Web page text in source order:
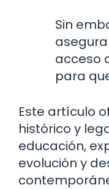
Sin
acceso
para
Este artículo
histórico y
educación,
evolución y